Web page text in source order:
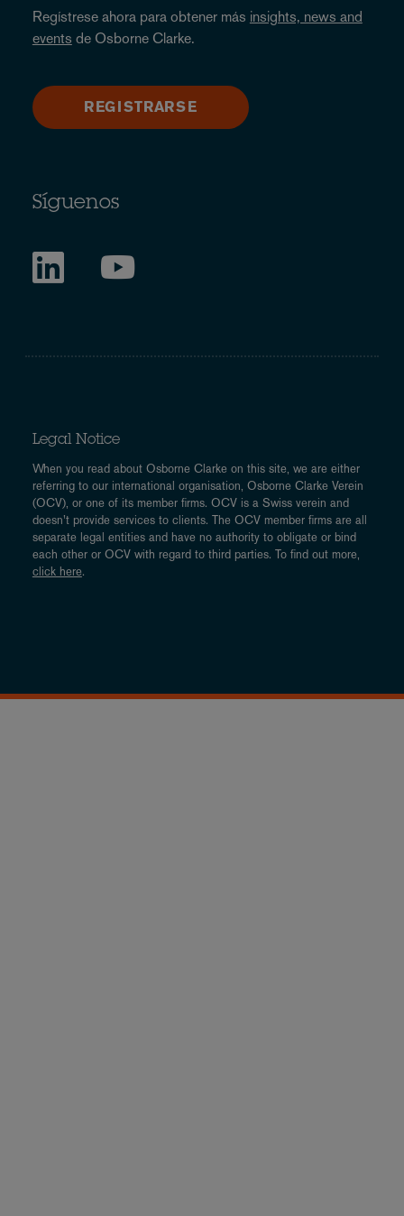
Regístrese ahora para obtener más insights, news and
events de Osborne Clarke.
REGISTRARSE
Síguenos
Legal Notice
When you read about Osborne Clarke on this site, we are either
referring to our international organisation, Osborne Clarke Verein
(OCV), or one of its member firms. OCV is a Swiss verein and
doesn’t provide services to clients. The OCV member firms are all
separate legal entities and have no authority to obligate or bind
each other or OCV with regard to third parties. To find out more,
click here.